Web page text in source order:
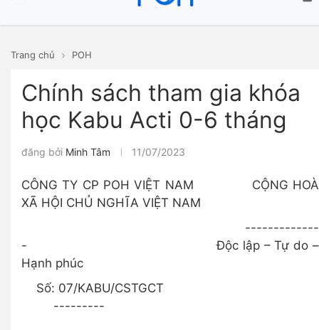
Trang chủ POH
Chính sách tham gia khóa
học Kabu Acti 0-6 tháng
đăng bởi Minh Tâm 11/07/2023
CÔNG TY CP POH VIỆT NAM CỘNG HOÀ
XÃ HỘI CHỦ NGHĨA VIỆT NAM
-------------
- Độc lập – Tự do –
Hạnh phúc
Số: 07/KABU/CSTGCT
---------